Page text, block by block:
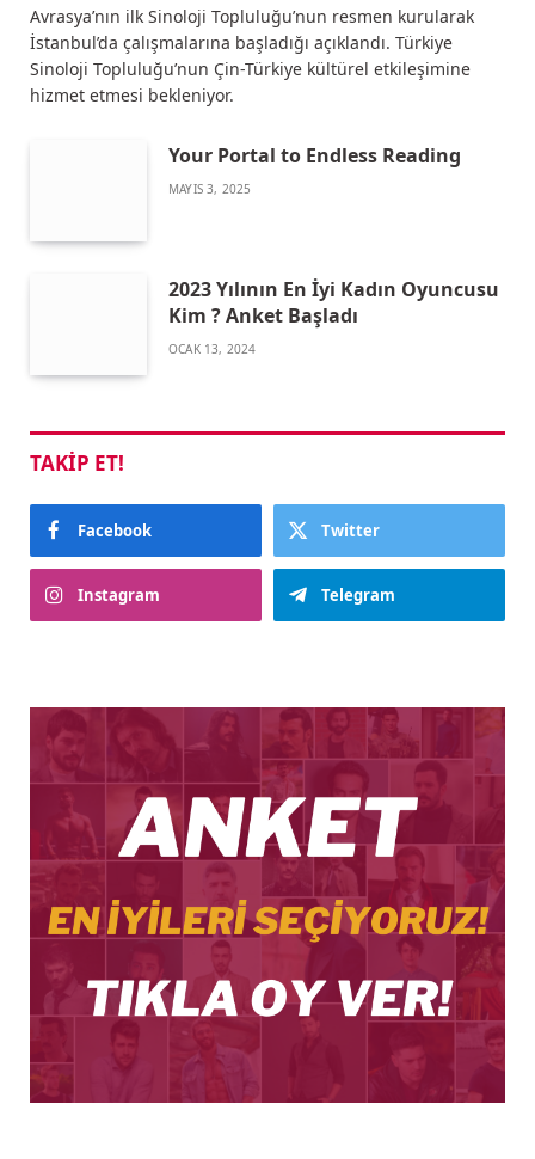
Avrasya’nın ilk Sinoloji Topluluğu’nun resmen kurularak
İstanbul’da çalışmalarına başladığı açıklandı. Türkiye
Sinoloji Topluluğu’nun Çin-Türkiye kültürel etkileşimine
hizmet etmesi bekleniyor.
Your Portal to Endless Reading
MAYIS 3, 2025
2023 Yılının En İyi Kadın Oyuncusu
Kim ? Anket Başladı
OCAK 13, 2024
TAKIP ET!
Facebook Twitter
Instagram Telegram